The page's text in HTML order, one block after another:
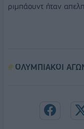
ριμπάουντ ήταν
ΟΛΥΜΠΙΑΚΟΙ